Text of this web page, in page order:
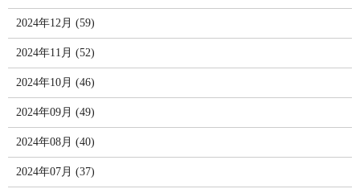
2024年12月 (59)
2024年11月 (52)
2024年10月 (46)
2024年09月 (49)
2024年08月 (40)
2024年07月 (37)